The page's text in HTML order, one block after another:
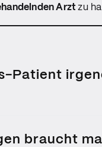
Arztzu
Patient
und wird nicht
braucht